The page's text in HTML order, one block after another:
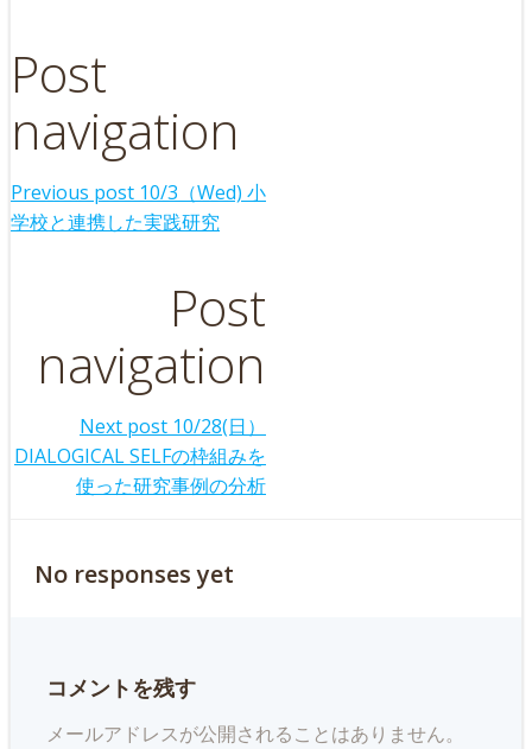
Post
navigation
Previous post 10/3（Wed) 小
学校と連携した実践研究
Post
navigation
Next post 10/28(日）
DIALOGICAL SELFの枠組みを
使った研究事例の分析
No responses yet
コメントを残す
メールアドレスが公開されることはありません。